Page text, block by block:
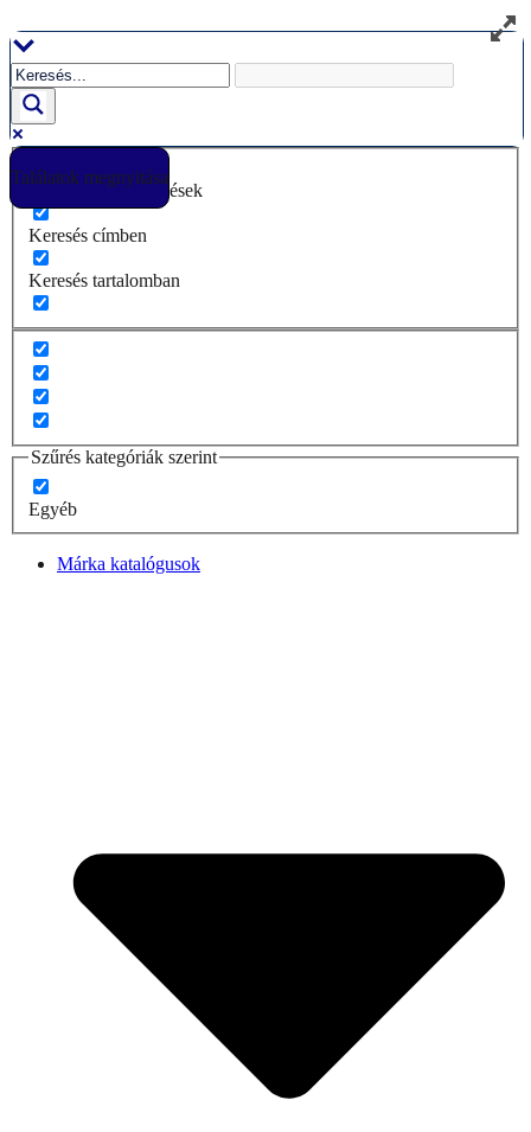
a
tartalomhoz
Találatok megnyitása
Csak pontos egyezések
Keresés címben
Keresés tartalomban
Szűrés kategóriák szerint
Egyéb
Márka katalógusok